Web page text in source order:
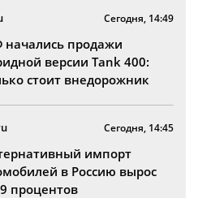
Сегодня, 14:49
начались продажи
версии Tank 400:
стоит внедорожник
Сегодня, 14:45
импорт
в Россию вырос
процентов